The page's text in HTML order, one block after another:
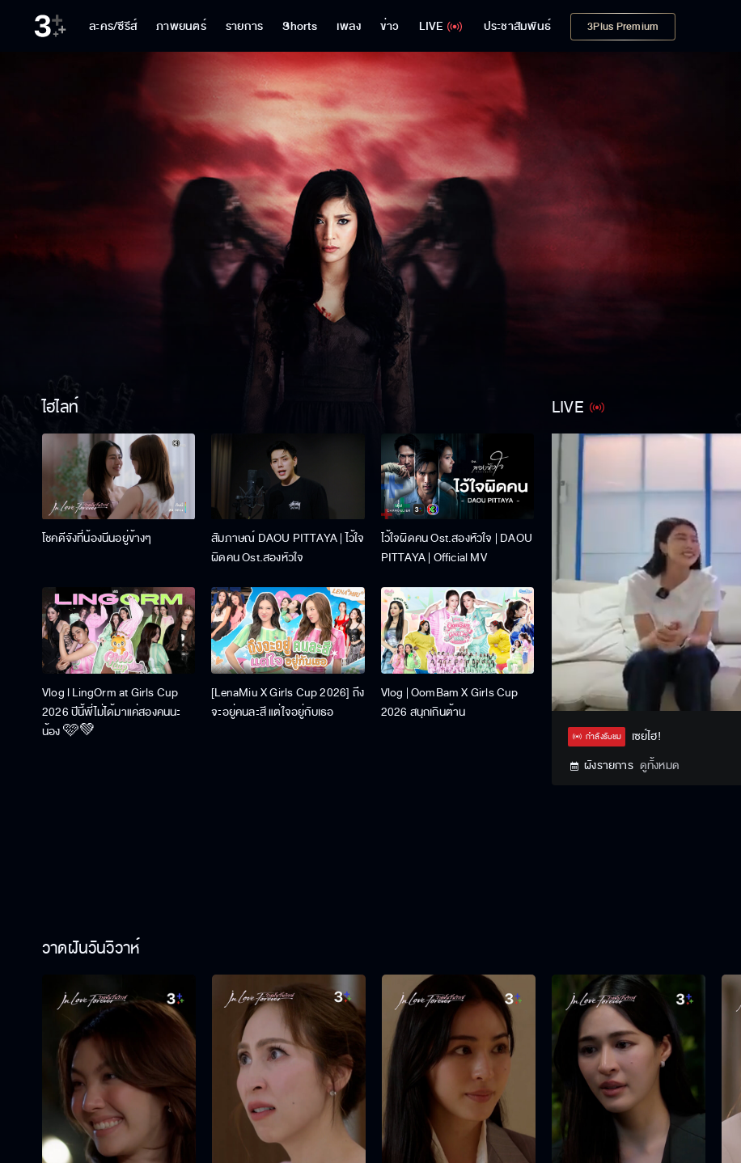
ละคร/ซีรีส์ ภาพยนตร์ รายการ Shorts เพลง ข่าว LIVE ประชาสัมพันธ์ 3Plus Premium
ไฮไลท์
โชคดีจังที่น้องนีนอยู่ข้างๆ
สัมภาษณ์ DAOU PITTAYA | ไว้ใจ
ผิดคน Ost.สองหัวใจ
ไว้ใจผิดคน Ost.สองหัวใจ | DAOU
PITTAYA | Official MV
Vlog l LingOrm at Girls Cup
2026 ปีนี้พี่ไม่ได้มาแค่สองคนนะ
น้อง 🩷💚
[LenaMiu X Girls Cup 2026] ถึง
จะอยู่คนละสี แต่ใจอยู่กับเธอ
Vlog | OomBam X Girls Cup
2026 สนุกเกินต้าน
LIVE
Unmute Stream
Type
กำลังรับชม
เซย์ไฮ!
ผังรายการ ดูทั้งหมด
วาดฝันวันวิวาห์